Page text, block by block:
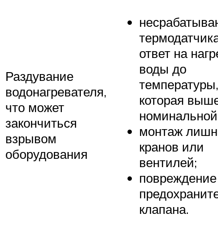
Раздувание
водонагревателя,
что может
закончиться
взрывом
оборудования
ответ на
воды до
температуры,
которая
монтаж
кранов или
вентилей;
повреждение
клапана.